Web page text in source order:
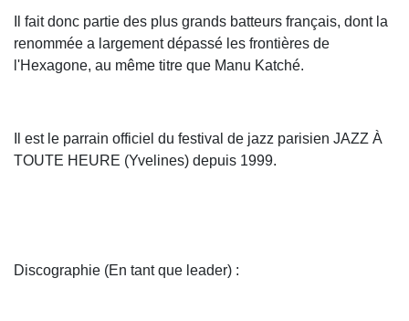
Il fait donc partie des plus grands batteurs français, dont la
renommée a largement dépassé les frontières de
l'Hexagone, au même titre que Manu Katché.
Il est le parrain officiel du festival de jazz parisien JAZZ À
TOUTE HEURE (Yvelines) depuis 1999.
Discographie (En tant que leader) :